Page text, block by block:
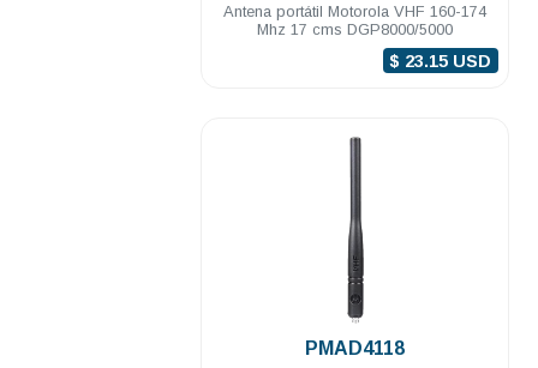
Antena portátil Motorola VHF 160-174
Mhz 17 cms DGP8000/5000
$ 23.15 USD
PMAD4118